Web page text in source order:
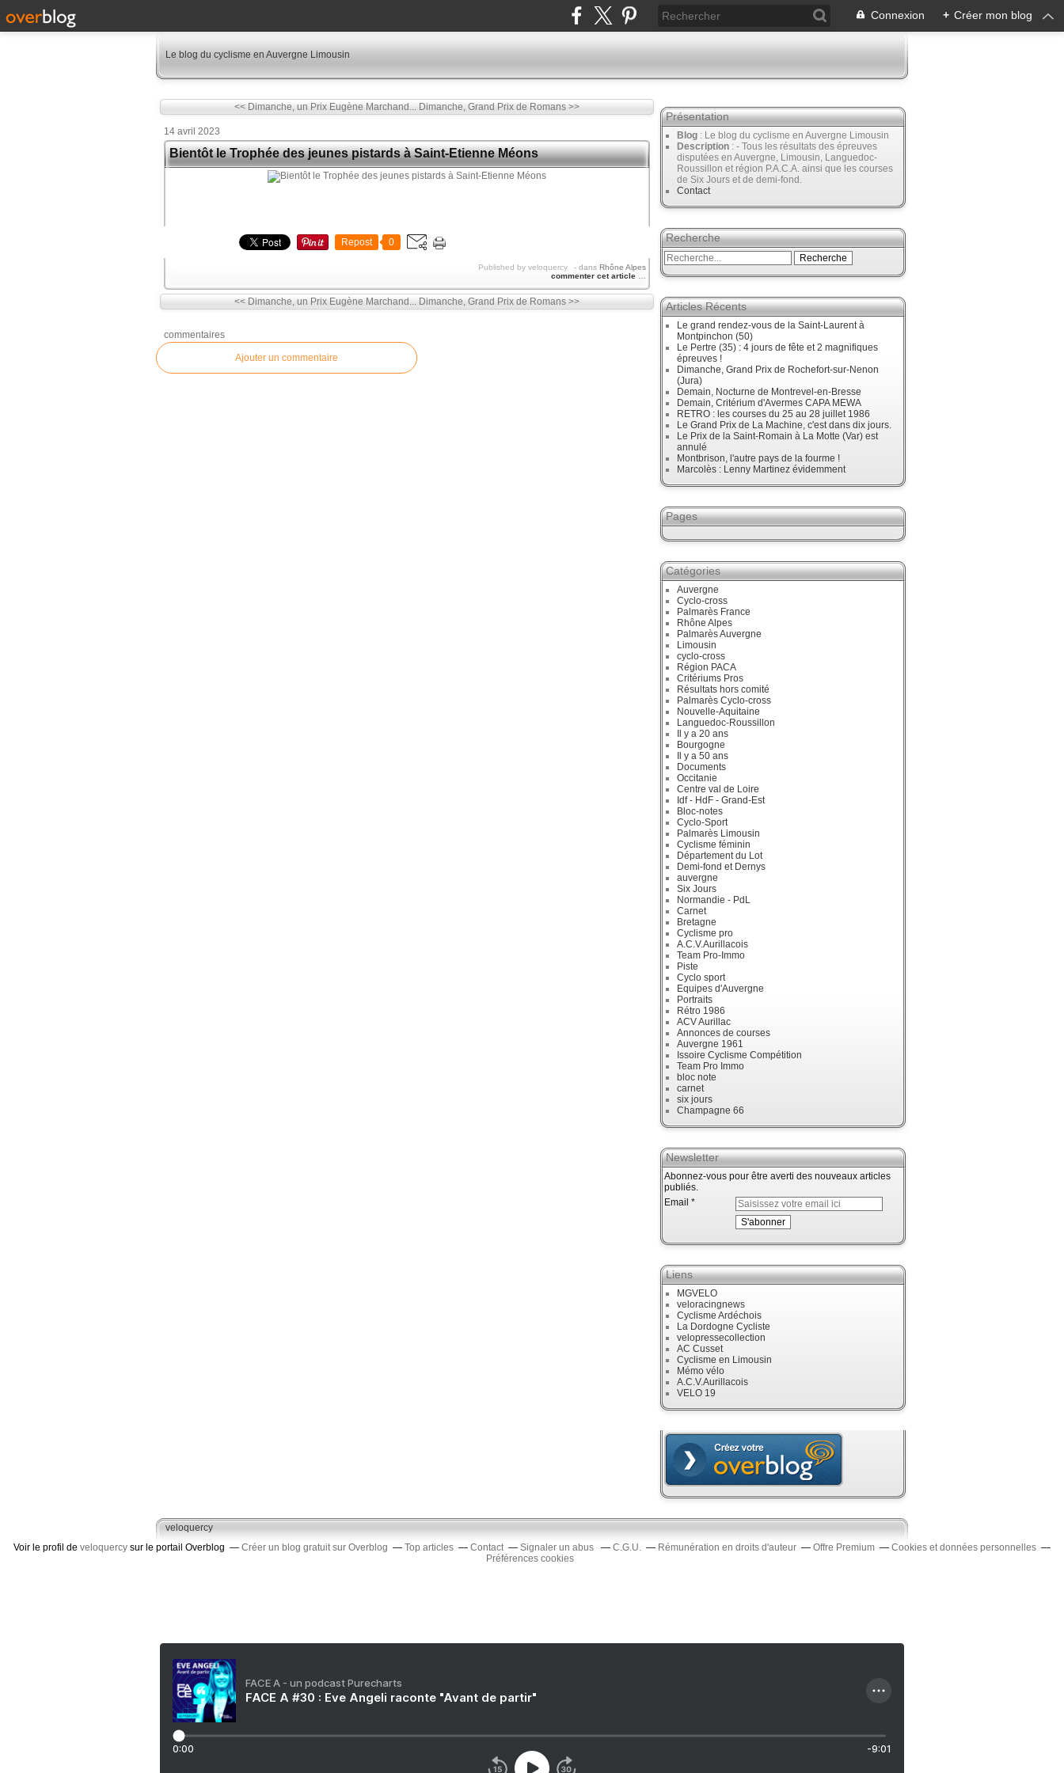
Connexion + Créer mon blog
Le blog du cyclisme en Auvergne Limousin
<< Dimanche, un Prix Eugène Marchand... Dimanche, Grand Prix de Romans >>
14 avril 2023
Bientôt le Trophée des jeunes pistards à Saint-Etienne Méons
Repost 0
Published by veloquercy - dans Rhône Alpes
commenter cet article
<< Dimanche, un Prix Eugène Marchand... Dimanche, Grand Prix de Romans >>
commentaires
Ajouter un commentaire
Présentation
Blog : Le blog du cyclisme en Auvergne Limousin
Description : - Tous les résultats des épreuves
disputées en Auvergne, Limousin, Languedoc-
Roussillon et région P.A.C.A. ainsi que les courses
de Six Jours et de demi-fond.
Contact
Recherche
Articles Récents
Le grand rendez-vous de la Saint-Laurent à
Montpinchon (50)
Le Pertre (35) : 4 jours de fête et 2 magnifiques
épreuves !
Dimanche, Grand Prix de Rochefort-sur-Nenon
(Jura)
Demain, Nocturne de Montrevel-en-Bresse
Demain, Critérium d'Avermes CAPA MEWA
RETRO : les courses du 25 au 28 juillet 1986
Le Grand Prix de La Machine, c'est dans dix jours.
Le Prix de la Saint-Romain à La Motte (Var) est
annulé
Montbrison, l'autre pays de la fourme !
Marcolès : Lenny Martinez évidemment
Pages
Catégories
Auvergne
Cyclo-cross
Palmarès France
Rhône Alpes
Palmarès Auvergne
Limousin
cyclo-cross
Région PACA
Critériums Pros
Résultats hors comité
Palmarès Cyclo-cross
Nouvelle-Aquitaine
Languedoc-Roussillon
Il y a 20 ans
Bourgogne
Il y a 50 ans
Documents
Occitanie
Centre val de Loire
Idf - HdF - Grand-Est
Bloc-notes
Cyclo-Sport
Palmarès Limousin
Cyclisme féminin
Département du Lot
Demi-fond et Dernys
auvergne
Six Jours
Normandie - PdL
Carnet
Bretagne
Cyclisme pro
A.C.V.Aurillacois
Team Pro-Immo
Piste
Cyclo sport
Equipes d'Auvergne
Portraits
Rétro 1986
ACV Aurillac
Annonces de courses
Auvergne 1961
Issoire Cyclisme Compétition
Team Pro Immo
bloc note
carnet
six jours
Champagne 66
Newsletter
Abonnez-vous pour être averti des nouveaux articles
publiés.
Email
Liens
MGVELO
veloracingnews
Cyclisme Ardéchois
La Dordogne Cycliste
velopressecollection
AC Cusset
Cyclisme en Limousin
Mémo vélo
A.C.V.Aurillacois
VELO 19
veloquercy
Voir le profil de veloquercy sur le portail Overblog Créer un blog gratuit sur Overblog Top articles Contact Signaler un abus C.G.U. Rémunération en droits d'auteur Offre Premium
Cookies et données personnelles
Préférences cookies
FACE A - un podcast Purecharts
FACE A #30 : Eve Angeli raconte "Avant de partir"
0:00 -9:01